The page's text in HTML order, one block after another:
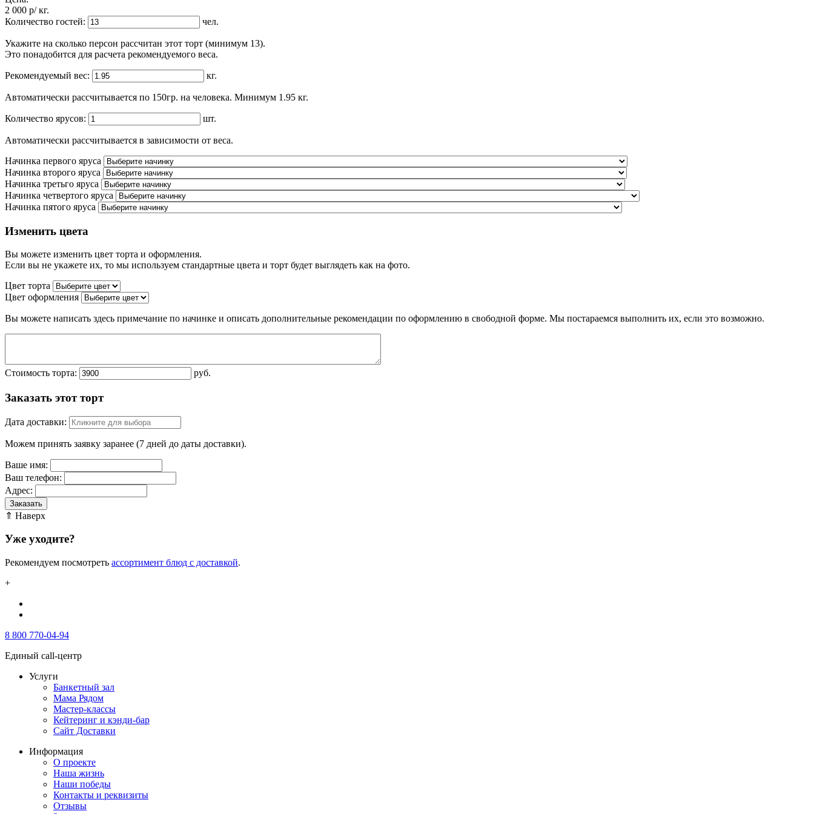
2 000 p/ кг.
Количество гостей:
чел.
Укажите на сколько персон рассчитан этот торт (минимум 13).
Это понадобится для расчета рекомендуемого веса.
Рекомендуемый вес: кг.
Автоматически рассчитывается по 150гр. на человека. Минимум 1.95 кг.
Количество ярусов: шт.
Автоматически рассчитывается в зависимости от веса.
Начинка первого яруса
Начинка второго яруса
Начинка третьго яруса
Начинка четвертого яруса
Начинка пятого яруса
Изменить цвета
Вы можете изменить цвет торта и оформления.
Если вы не укажете их, то мы используем стандартные цвета и торт будет выглядеть как на фото.
Цвет торта
Цвет оформления
Вы можете написать здесь примечание по начинке и описать дополнительные рекомендации по оформлению в свободной форме. Мы постараемся выполнить их, если это возможно.
Стоимость торта: руб.
Заказать этот торт
Дата доставки:
Можем принять заявку заранее (7 дней до даты доставки).
Ваше имя:
Ваш телефон:
Адрес:
Заказать
⇑ Наверх
Уже уходите?
Рекомендуем посмотреть ассортимент блюд с доставкой.
+
8 800 770-04-94
Единый call-центр
Услуги
Банкетный зал
Мама Рядом
Мастер-классы
Кейтеринг и кэнди-бар
Сайт Доставки
Информация
О проекте
Наша жизнь
Наши победы
Контакты и реквизиты
Отзывы